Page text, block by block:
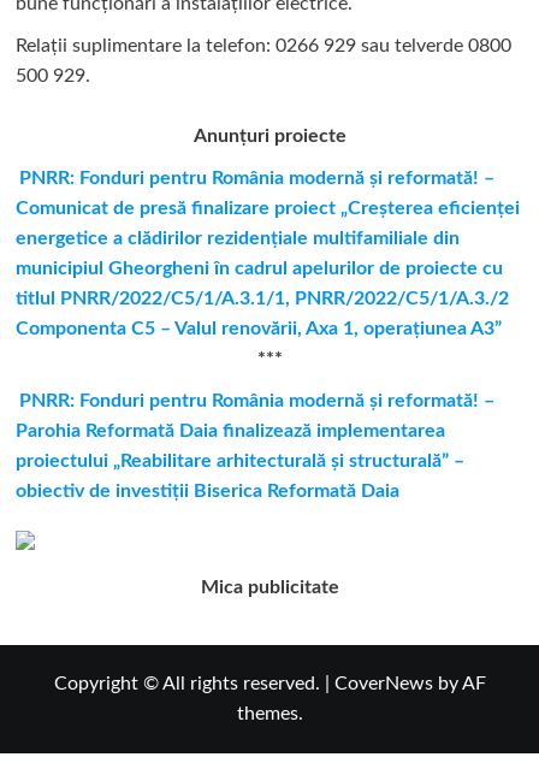
Relații suplimentare la tel efon: 0266 929 sau telverde 0800
500 929.
Anunțuri proiecte
PNRR: Fonduri pentru România modernă şi reformată! –
Comunicat de presă finalizare proiect „Creşterea eficienţei
energetice a clădirilor rezidenţiale multifamiliale din
municipiul Gheorgheni în cadrul apelurilor de proiecte cu
titlul PNRR/2022/C5/1/A.3.1/1, PNRR/2022/C5/1/A.3./2
Componenta C5 – Valul renovării, Axa 1, operaţiunea A3”
***
PNRR: Fonduri pentru România modernă și reformată! –
Parohia Reformată Daia finalizează implementarea
proiectului „Reabilitare arhitecturală și structurală” –
obiectiv de investiții Biserica Reformată Daia
Mica publicitate
Copyright © All rights reserved. CoverNewsby AF
themes.